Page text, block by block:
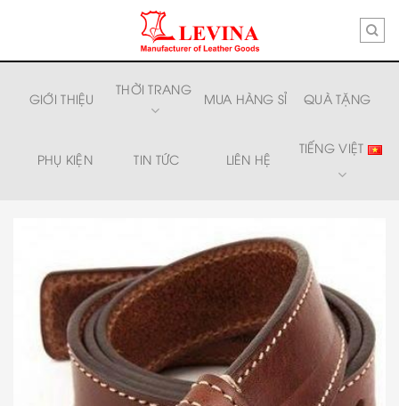
GIỚI THIỆU
THỜI TRANG
MUA HÀNG SỈ QUÀ TẶNG
PHỤ KIỆN TIN TỨC LIÊN HỆ
TIẾNG VIỆT